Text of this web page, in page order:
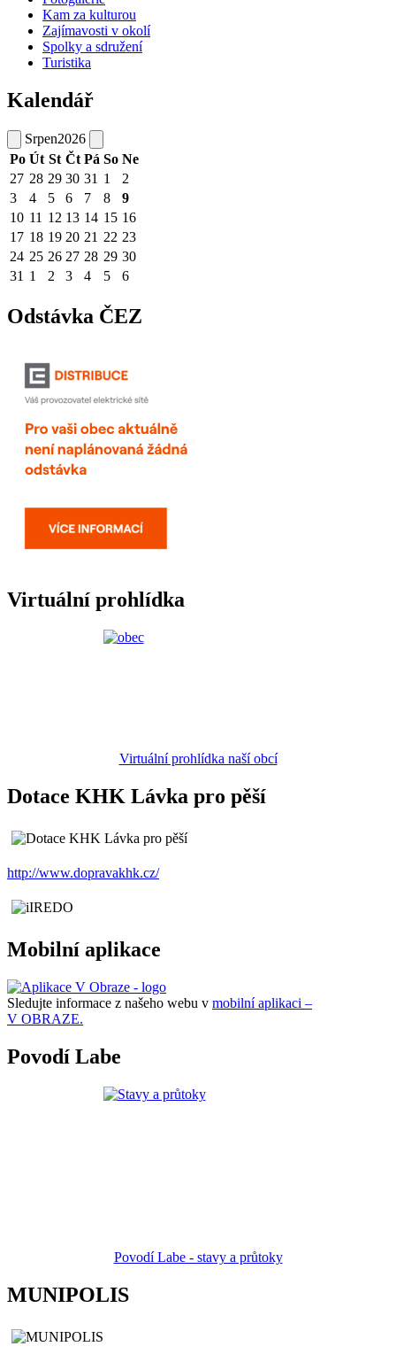
Kam za kulturou
Zajímavosti v okolí
Spolky a sdružení
Turistika
Kalendář
Srpen2026
Po Út St Čt Pá So Ne
27 28 29 30 31 1
2
3
4 5 6 7 8
9
10 11 12 13 14 15 16
17 18 19 20 21 22 23
24 25 26 27 28 29 30
31 1 2 3 4 5 6
Odstávka ČEZ
Virtuální prohlídka
Virtuální prohlídka naší obcí
Dotace KHK Lávka pro pěší
http://www.dopravakhk.cz/
Mobilní aplikace
Sledujte informace z našeho webu v mobilní aplikaci –
V OBRAZE.
Povodí Labe
Povodí Labe - stavy a průtoky
MUNIPOLIS